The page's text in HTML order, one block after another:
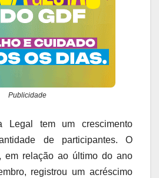
Publicidade
Legal tem um crescimento
de participantes. O
em relação ao último do ano
registrou um acréscimo